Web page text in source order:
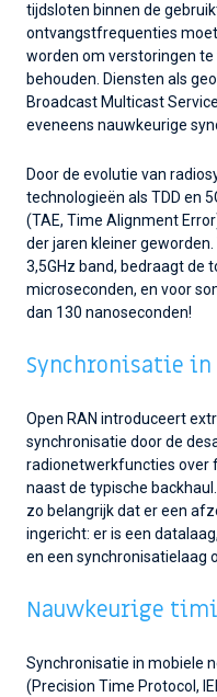
tijdsloten binnen de
ontvangstfrequenties
worden om verstoringen
behouden. Diensten als
Broadcast Multicast
eveneens nauwkeurige
Door de evolutie van
technologieën als TDD en
(TAE, Time Alignment
der jaren kleiner
3,5GHz band, bedraagt de
microseconden, en voor
dan 130 nanoseconden!
Synchronisatie in
Open RAN introduceert
synchronisatie door de
radionetwerkfuncties over
naast de typische
zo belangrijk dat er een
ingericht: er is een
en een synchronisatielaag
Nauwkeurige
Synchronisatie in mobiele
(Precision Time Protocol,